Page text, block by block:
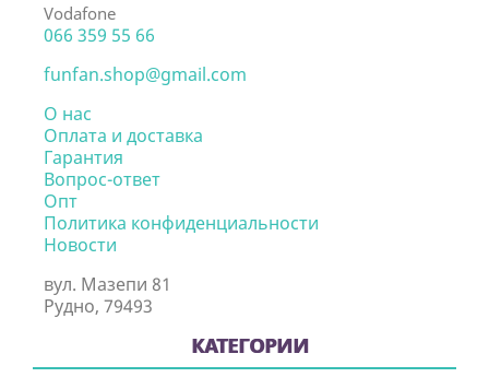
Vodafone
066 359 55 66
funfan.shop@gmail.com
О нас
Оплата и доставка
Гарантия
Вопрос-ответ
Опт
Политика конфиденциальности
Новости
вул. Мазепи 81
Рудно, 79493
КАТЕГОРИИ